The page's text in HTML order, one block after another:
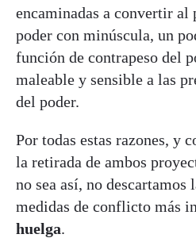
encaminadas a convertir
poder con minúscula, un
función de contrapeso del
maleable y sensible a las
del poder.
Por todas estas razones, y
la retirada de ambos
no sea así, no descartamos
medidas de conflicto más
huelga.